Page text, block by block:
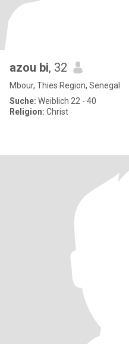
azou bi, 32
Mbour, Thies Region, Senegal
Suche: Weiblich 22 - 40
Religion: Christ